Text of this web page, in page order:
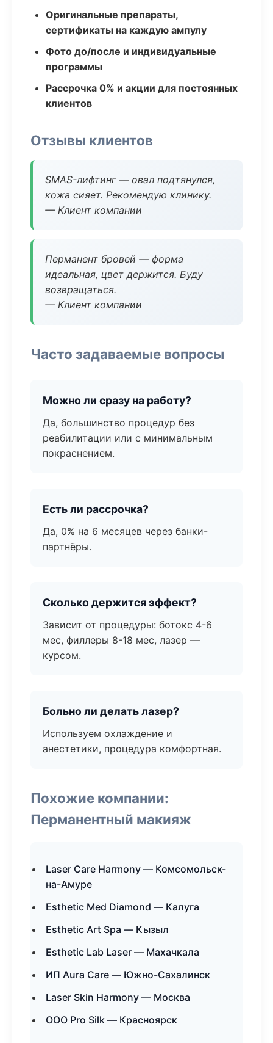
Оригинальные препараты,
сертификаты на каждую ампулу
Фото до/после и индивидуальные
программы
Рассрочка 0% и акции для постоянных
клиентов
Отзывы клиентов
SMAS-лифтинг — овал подтянулся,
кожа сияет. Рекомендую клинику.
— Клиент компании
Перманент бровей — форма
идеальная, цвет держится. Буду
возвращаться.
— Клиент компании
Часто задаваемые вопросы
Можно ли сразу на работу?
Да, большинство процедур без
реабилитации или с минимальным
покраснением.
Есть ли рассрочка?
Да, 0% на 6 месяцев через банки-
партнёры.
Сколько держится эффект?
Зависит от процедуры: ботокс 4-6
мес, филлеры 8-18 мес, лазер —
курсом.
Больно ли делать лазер?
Используем охлаждение и
анестетики, процедура комфортная.
Похожие компании:
Перманентный макияж
Laser Care Harmony — Комсомольск-
на-Амуре
Esthetic Med Diamond — Калуга
Esthetic Art Spa — Кызыл
Esthetic Lab Laser — Махачкала
ИП Aura Care — Южно-Сахалинск
Laser Skin Harmony — Москва
ООО Pro Silk — Красноярск